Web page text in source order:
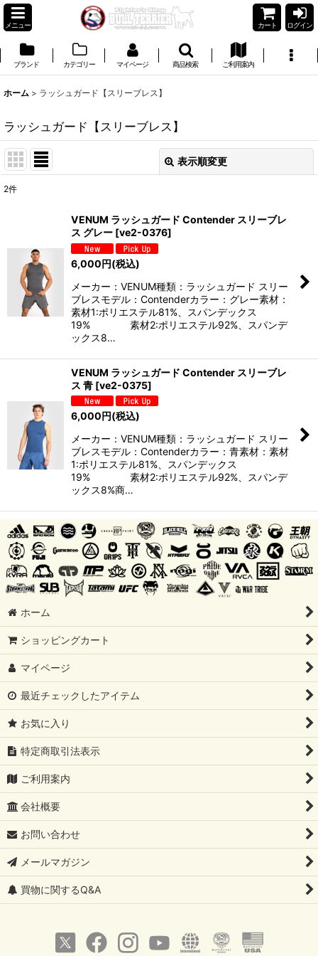
メニュー カート ログイン
ブランド カテゴリー マイページ 商品検索 ご利用案内
ホーム > ラッシュガード【スリーブレス】
ラッシュガード【スリーブレス】
表示順変更
絞り込む
2件
VENUM ラッシュガード Contender スリーブレ
ス グレー [ve2-0376]
6,000円(税込)
メーカー：VENUM種類：ラッシュガード スリー
ブレスモデル：Contenderカラー：グレー素材：
素材1:ポリエステル81%、スパンデックス
19% 素材2:ポリエステル92%、スパンデ
ックス8…
VENUM ラッシュガード Contender スリーブレ
ス 青 [ve2-0375]
6,000円(税込)
メーカー：VENUM種類：ラッシュガード スリー
ブレスモデル：Contenderカラー：青素材：素材
1:ポリエステル81%、スパンデックス
19% 素材2:ポリエステル92%、スパンデ
ックス8%商…
ホーム
ショッピングカート
マイページ
最近チェックしたアイテム
お気に入り
特定商取引法表示
ご利用案内
会社概要
お問い合わせ
メールマガジン
買物に関するQ&A